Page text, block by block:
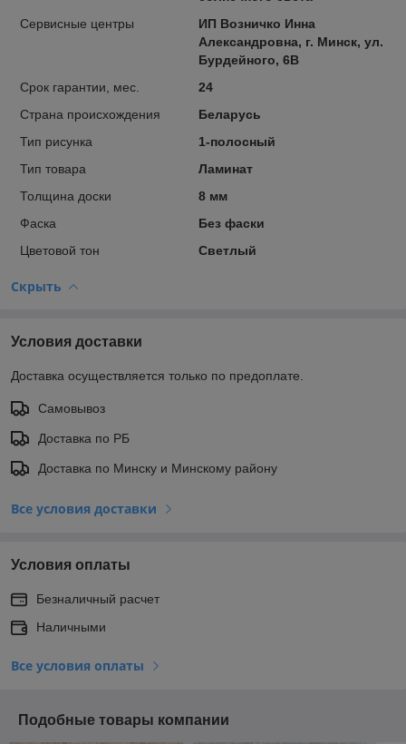
Сервисные центры
ИП Возничко Инна
Александровна, г. Минск, ул.
Бурдейного, 6В
Срок гарантии, мес.
24
Страна происхождения
Беларусь
Тип рисунка
1-полосный
Тип товара
Ламинат
Толщина доски
8 мм
Фаска
Без фаски
Цветовой тон
Светлый
Скрыть
Условия доставки
Доставка осуществляется только по предоплате.
Самовывоз
Доставка по РБ
Доставка по Минску и Минскому району
Все условия доставки
Условия оплаты
Безналичный расчет
Наличными
Все условия оплаты
Подобные товары компании